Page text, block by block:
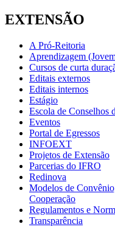
EXTENSÃO
A Pró-Reitoria
Aprendizagem
Cursos de curta
Editais externos
Editais internos
Estágio
Escola de Conselhos
Eventos
Portal de Egressos
INFOEXT
Projetos de Extensão
Parcerias do IFRO
Redinova
Modelos de
Cooperação
Regulamentos e
Transparência